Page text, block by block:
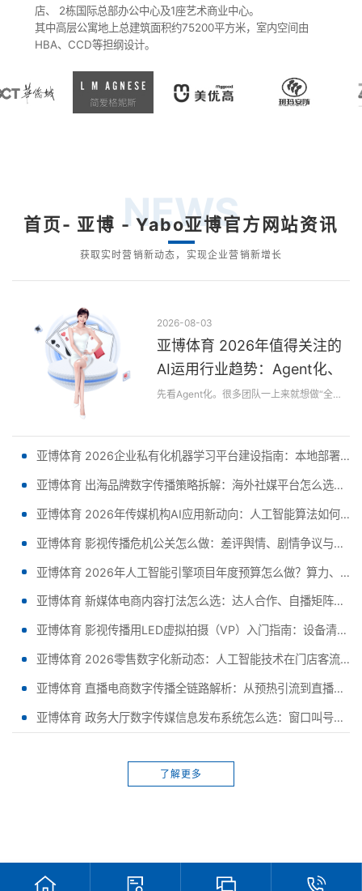
店、 2栋国际总部办公中心及1座艺术商业中心。
其中高层公寓地上总建筑面积约75200平方米，室内空间由
HBA、CCD等担纲设计。
NEWS
首页- 亚博 - Yabo亚博官方网站资讯
获取实时营销新动态，实现企业营销新增长
2026-08-03
亚博体育 2026年值得关注的
AI运用行业趋势：Agent化、
端侧部署与多模态商业化进入
先看Agent化。很多团队一上来就想做“全自动”，结果预算先失控。更稳妥的做法是先按任务复杂度分层：高频、规则清晰、容错要求高的任务优先；跨部门、依赖人...
亚博体育 2026企业私有化机器学习平台建设指南：本地部署与云部署安全性对比及合规新动态 - 副本
亚博体育 出海品牌数字传播策略拆解：海外社媒平台怎么选、内容如何本地化、投放如何规划 - 副本
亚博体育 2026年传媒机构AI应用新动向：人工智能算法如何在热点识别、舆情分析与内容审核 - 副本
亚博体育 影视传播危机公关怎么做：差评舆情、剧情争议与演员事件的应对预案与标准流程 - 副本 - 副本 (2)
亚博体育 2026年人工智能引擎项目年度预算怎么做？算力、数据、人力三项拆解与行业成本新趋 - 副本 - 副本 (2)
亚博体育 新媒体电商内容打法怎么选：达人合作、自播矩阵与店播的成本结构与转化效果对比
亚博体育 影视传播用LED虚拟拍摄（VP）入门指南：设备清单、搭建流程与成本预算参考
亚博体育 2026零售数字化新动态：人工智能技术在门店客流分析中的落地案例与投资回报观察
亚博体育 直播电商数字传播全链路解析：从预热引流到直播间转化与复购私域运营
亚博体育 政务大厅数字传媒信息发布系统怎么选：窗口叫号、政策公示与应急播报一体化指南
了解更多